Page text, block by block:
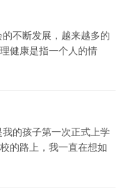
不断发展，越来越多的
健康是指一个人的情
的孩子第一次正式上学
的路上，我一直在想如